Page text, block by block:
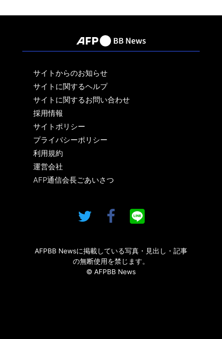
サイトからのお知らせ
サイトに関するヘルプ
サイトに関するお問い合わせ
採用情報
サイトポリシー
プライバシーポリシー
利用規約
運営会社
AFP通信会長ごあいさつ
AFPBB Newsに掲載している写真・見出し・記事
の無断使用を禁じます。
© AFPBB News